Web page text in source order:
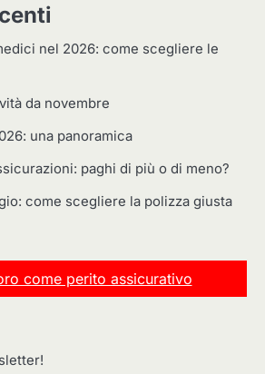
nel 2026: come scegliere le
da novembre
una panoramica
paghi di più o di meno?
come scegliere la polizza giusta
come perito assicurativo